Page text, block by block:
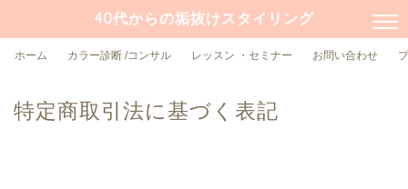
40代からの垢抜けスタイリング
ホーム カラー診断 /コンサル レッスン ・セミナー お問い合わせ
特定商取引法に基づく表記